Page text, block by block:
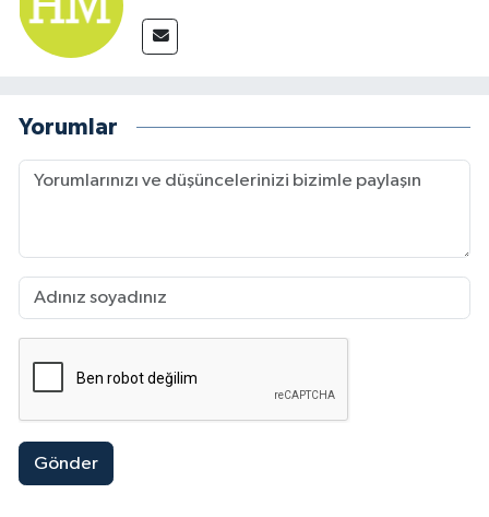
Yorumlar
Gönder